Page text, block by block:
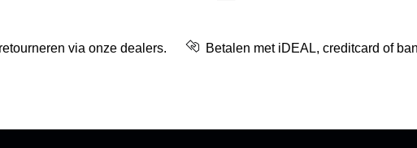
via onze dealers. Betalen met iDEAL, creditcard of